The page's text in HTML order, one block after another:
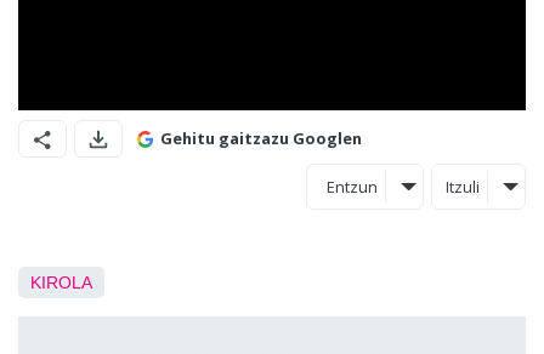
Gehitu gaitzazu Googlen
Entzun Itzuli
KIROLA